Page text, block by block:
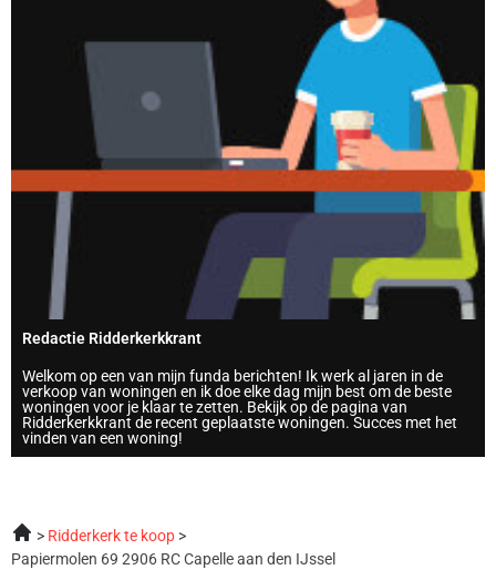
Redactie Ridderkerkkrant
Welkom op een van mijn funda berichten! Ik werk al jaren in de
verkoop van woningen en ik doe elke dag mijn best om de beste
woningen voor je klaar te zetten. Bekijk op de pagina van
Ridderkerkkrant de recent geplaatste woningen. Succes met het
vinden van een woning!
Ridderkerk te koop
Papiermolen 69 2906 RC Capelle aan den IJssel